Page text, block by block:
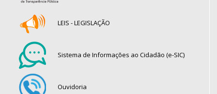
LEIS - LEGISLAÇÃO
Sistema de Informações ao Cidadão (e-SIC)
Ouvidoria